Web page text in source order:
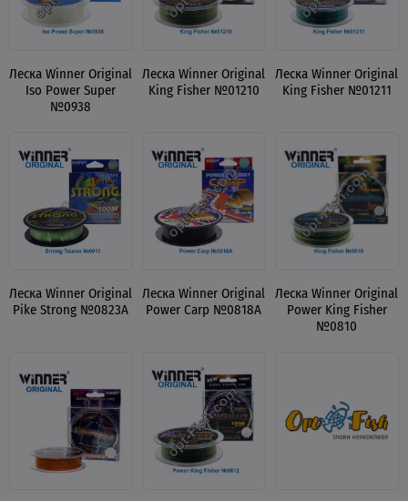
Леска Winner Original
Iso Power Super
№0938
Леска Winner Original
King Fisher №01210
Леска Winner Original
King Fisher №01211
Леска Winner Original
Pike Strong №0823A
Леска Winner Original
Power Carp №0818A
Леска Winner Original
Power King Fisher
№0810